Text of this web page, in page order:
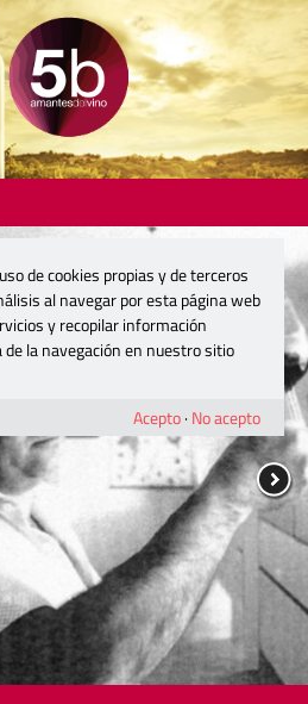
de cookies propias y de terceros
al navegar por esta página web
y recopilar información
la navegación en nuestro sitio
Acepto· No acepto